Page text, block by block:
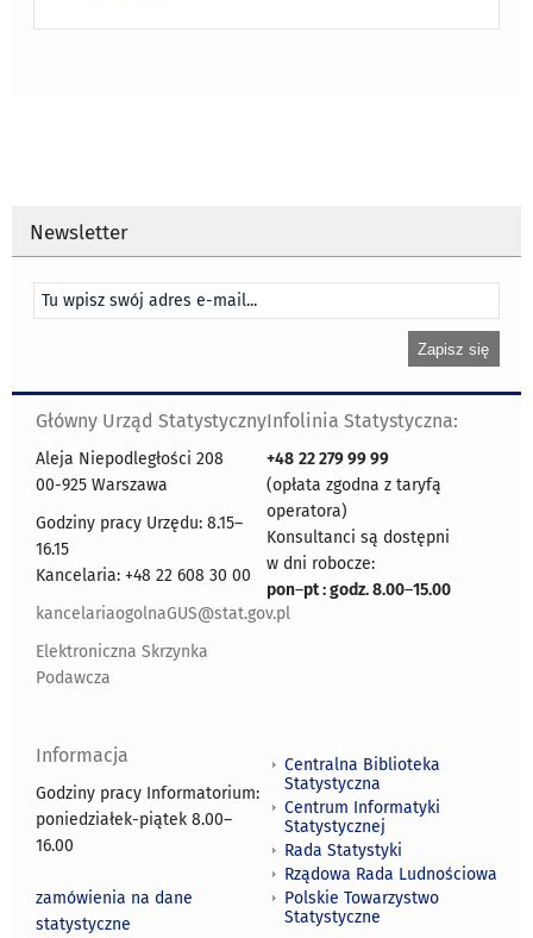
Newsletter
Główny Urząd Statystyczny
Aleja Niepodległości 208
00-925 Warszawa
Godziny pracy Urzędu: 8.15–
16.15
Kancelaria: +48 22 608 30 00
kancelariaogolnaGUS@stat.gov.pl
Elektroniczna Skrzynka
Podawcza
Infolinia Statystyczna:
+48 22 279 99 99
(opłata zgodna z taryfą
operatora)
Konsultanci są dostępni
w dni robocze:
pon–pt : godz. 8.00–15.00
Informacja
Godziny pracy Informatorium:
poniedziałek-piątek 8.00–
16.00
zamówienia na dane
statystyczne
Centralna Biblioteka
Statystyczna
Centrum Informatyki
Statystycznej
Rada Statystyki
Rządowa Rada Ludnościowa
Polskie Towarzystwo
Statystyczne